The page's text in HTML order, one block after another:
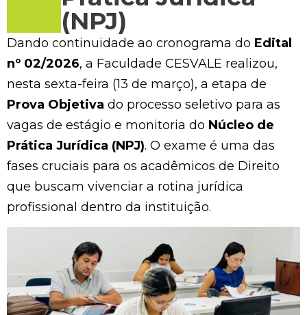
(NPJ)
Dando continuidade ao cronograma do Edital
nº 02/2026, a Faculdade CESVALE realizou,
nesta sexta-feira (13 de março), a etapa de
Prova Objetiva do processo seletivo para as
vagas de estágio e monitoria do Núcleo de
Prática Jurídica (NPJ). O exame é uma das
fases cruciais para os acadêmicos de Direito
que buscam vivenciar a rotina jurídica
profissional dentro da instituição.